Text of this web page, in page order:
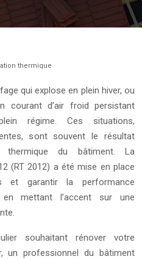
thermique
qui explose en plein hiver, ou
courant d’air froid persistant
régime. Ces situations,
sont souvent le résultat
thermique du bâtiment. La
(RT 2012) a été mise en place
et garantir la performance
en mettant l’accent sur une
souhaitant rénover votre
un professionnel du bâtiment